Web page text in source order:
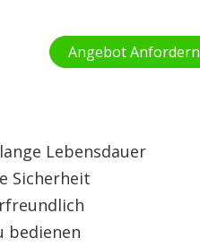
Angebot Anfordern
Lebensdauer
Sicherheit
bedienen